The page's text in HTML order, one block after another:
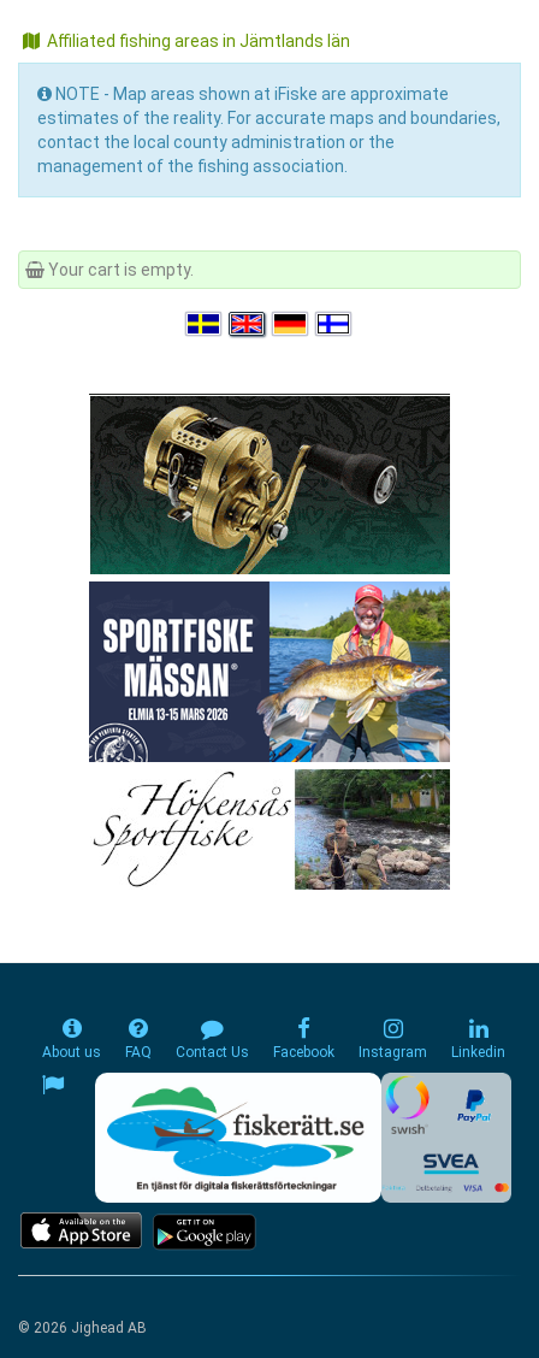
Affiliated fishing areas in Jämtlands län
NOTE - Map areas shown at iFiske are approximate
estimates of the reality. For accurate maps and boundaries,
contact the local county administration or the
management of the fishing association.
Your cart is empty.
About us FAQ Contact Us Facebook Instagram Linkedin
© 2026 Jighead AB